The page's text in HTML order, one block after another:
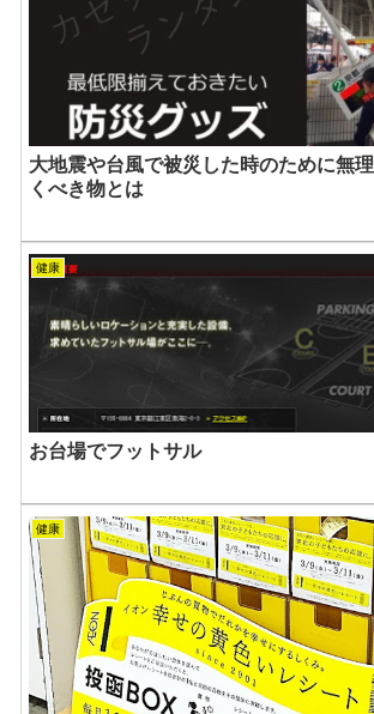
大地震や台風で被災した時のために無
くべき物とは
健康
お台場でフットサル
健康